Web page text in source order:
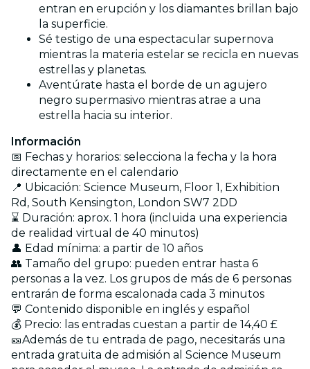
entran en erupción y los diamantes brillan bajo
la superficie.
Sé testigo de una espectacular supernova
mientras la materia estelar se recicla en nuevas
estrellas y planetas.
Aventúrate hasta el borde de un agujero
negro supermasivo mientras atrae a una
estrella hacia su interior.
Información
📅 Fechas y horarios: selecciona la fecha y la hora
directamente en el calendario
📍 Ubicación: Science Museum, Floor 1, Exhibition
Rd, South Kensington, London SW7 2DD
⌛ Duración: aprox. 1 hora (incluida una experiencia
de realidad virtual de 40 minutos)
👤 Edad mínima: a partir de 10 años
👥 Tamaño del grupo: pueden entrar hasta 6
personas a la vez. Los grupos de más de 6 personas
entrarán de forma escalonada cada 3 minutos
💬 Contenido disponible en inglés y español
💰 Precio: las entradas cuestan a partir de 14,40 £
🎫Además de tu entrada de pago, necesitarás una
entrada gratuita de admisión al Science Museum